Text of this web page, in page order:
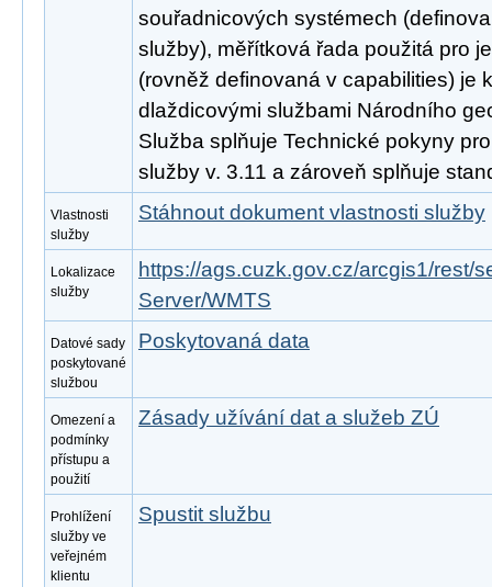
souřadnicových systémech
služby), měřítková řada použitá pro
(rovněž definovaná v capabilities) je
dlaždicovými službami Národního
Služba splňuje Technické pokyny
služby v. 3.11 a zároveň splňuje
Vlastnosti
služby
Stáhnout dokument vlastnosti služby
Lokalizace
služby
https://ags.cuzk.gov.cz/arcgis1/rest/
Server/WMTS
Datové sady
poskytované
službou
Poskytovaná data
Omezení a
podmínky
přístupu a
použití
Zásady užívání dat a služeb ZÚ
Prohlížení
služby ve
veřejném
klientu
Spustit službu